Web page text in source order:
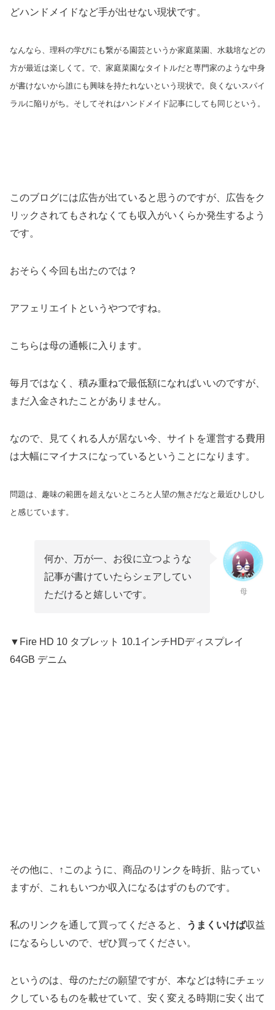
どハンドメイドなど手が出せない現状です。
なんなら、理科の学びにも繋がる園芸というか家庭菜園、水栽培などの
方が最近は楽しくて。で、家庭菜園なタイトルだと専門家のような中身
が書けないから誰にも興味を持たれないという現状で。良くないスパイ
ラルに陥りがち。 そしてそれはハンドメイド記事にしても同じという。
このブログには広告が出ていると思うのですが、広告をク
リックされてもされなくても収入がいくらか発生するよう
です。
おそらく今回も出たのでは？
アフェリエイトというやつですね。
こちらは母の通帳に入ります。
毎月ではなく、積み重ねで最低額になればいいのですが、
まだ入金されたことがありません。
なので、見てくれる人が居ない今、サイトを運営する費用
は大幅にマイナスになっているということになります。
問題は、趣味の範囲を超えないところと人望の無さだなと最近ひしひし
と感じています。
何か、万が一、お役に立つような
記事が書けていたらシェアしてい
ただけると嬉しいです。
母
▼Fire HD 10 タブレット 10.1インチHDディスプレイ
64GB デニム
その他に、↑このように、商品のリンクを時折、貼ってい
ますが、これもいつか収入になるはずのものです。
私のリンクを通して買ってくださると、 うまくいけば収益
になるらしいので、ぜひ買ってください。
というのは、母のただの願望ですが、本などは特にチェッ
クしているものを載せていて、安く変える時期に安く出て